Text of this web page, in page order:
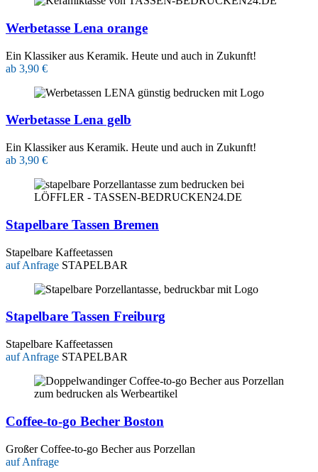
Werbetasse Lena orange
Ein Klassiker aus Keramik. Heute und auch in Zukunft!
ab 3,90 €
Werbetasse Lena gelb
Ein Klassiker aus Keramik. Heute und auch in Zukunft!
ab 3,90 €
Stapelbare Tassen Bremen
Stapelbare Kaffeetassen
auf Anfrage STAPELBAR
Stapelbare Tassen Freiburg
Stapelbare Kaffeetassen
auf Anfrage STAPELBAR
Coffee-to-go Becher Boston
Großer Coffee-to-go Becher aus Porzellan
auf Anfrage